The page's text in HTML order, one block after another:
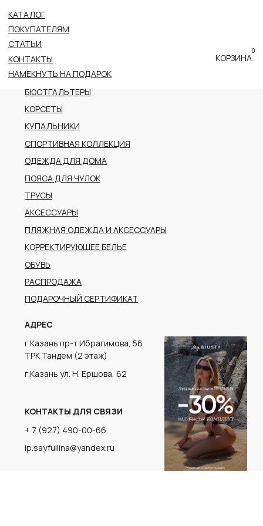
КАТАЛОГ
ПОКУПАТЕЛЯМ
СТАТЬИ
КОНТАКТЫ
ВСЕ КАТЕГОРИИ
НОВОЕ ПОСТУПЛЕНИЕ
ПРЕМИАЛЬНАЯ КОЛЛЕКЦИЯ
БЮСТГАЛЬТЕРЫ
КОРСЕТЫ
КУПАЛЬНИКИ
ОДЕЖДА ДЛЯ ДОМА
ПОЯСА ДЛЯ ЧУЛОК
ТРУСЫ
РАСПРОДАЖА
ПЛЯЖНАЯ ОДЕЖДА И АКСЕССУАРЫ
КОРРЕКТИРУЮЩЕЕ БЕЛЬЕ
АДРЕС
г.Казань пр-т Ибрагимова, 56
ТРК Тандем (2 этаж)
КОНТАКТЫ ДЛЯ СВЯЗИ
ПОДАРОЧНЫЙ СЕРТИФИКАТ
г.Казань ул. Н. Ершова, 62